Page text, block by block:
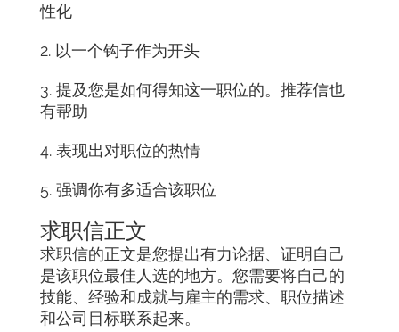
性化
2. 以一个钩子作为开头
3. 提及您是如何得知这一职位的。推荐信也
有帮助
4. 表现出对职位的热情
5. 强调你有多适合该职位
求职信正文
求职信的正文是您提出有力论据、证明自己
是该职位最佳人选的地方。您需要将自己的
技能、经验和成就与雇主的需求、职位描述
和公司目标联系起来。